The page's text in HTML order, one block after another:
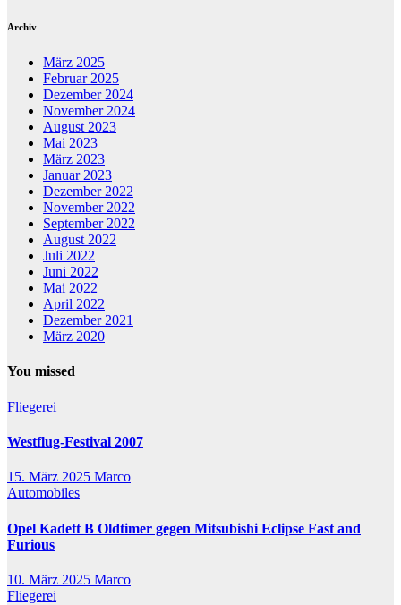
Archiv
März 2025
Februar 2025
Dezember 2024
November 2024
August 2023
Mai 2023
März 2023
Januar 2023
Dezember 2022
November 2022
September 2022
August 2022
Juli 2022
Juni 2022
Mai 2022
April 2022
Dezember 2021
März 2020
You missed
Fliegerei
Westflug-Festival 2007
15. März 2025 Marco
Automobiles
Opel Kadett B Oldtimer gegen Mitsubishi Eclipse Fast and
Furious
10. März 2025 Marco
Fliegerei